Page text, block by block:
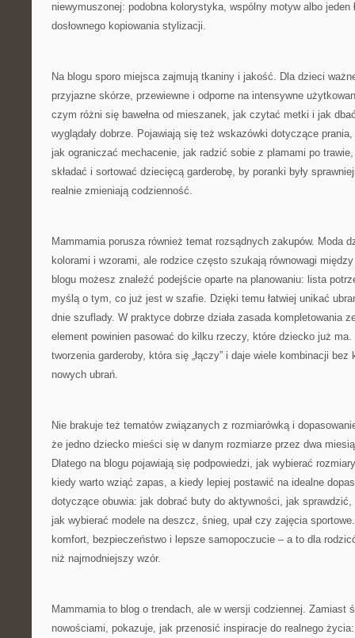
niewymuszonej: podobna kolorystyka, wspólny motyw albo jeden
dosłownego kopiowania stylizacji.
Na blogu sporo miejsca zajmują tkaniny i jakość. Dla dzieci
przyjazne skórze, przewiewne i odporne na intensywne
czym różni się bawełna od mieszanek, jak czytać metki i jak
wyglądały dobrze. Pojawiają się też wskazówki dotyczące
jak ograniczać mechacenie, jak radzić sobie z plamami po
składać i sortować dziecięcą garderobę, by poranki były
realnie zmieniają codzienność.
Mammamia porusza również temat rozsądnych zakupów. Moda
kolorami i wzorami, ale rodzice często szukają równowagi
blogu możesz znaleźć podejście oparte na planowaniu: lista
myślą o tym, co już jest w szafie. Dzięki temu łatwiej unikać
dnie szuflady. W praktyce dobrze działa zasada kompletowania
element powinien pasować do kilku rzeczy, które dziecko już
tworzenia garderoby, która się „łączy” i daje wiele kombinacji bez
nowych ubrań.
Nie brakuje też tematów związanych z rozmiarówką i
że jedno dziecko mieści się w danym rozmiarze przez dwa
Dlatego na blogu pojawiają się podpowiedzi, jak wybierać rozmiary
kiedy warto wziąć zapas, a kiedy lepiej postawić na idealne
dotyczące obuwia: jak dobrać buty do aktywności, jak
jak wybierać modele na deszcz, śnieg, upał czy zajęcia
komfort, bezpieczeństwo i lepsze samopoczucie – a to dla
niż najmodniejszy wzór.
Mammamia to blog o trendach, ale w wersji codziennej. Zamiast
nowościami, pokazuje, jak przenosić inspiracje do realnego